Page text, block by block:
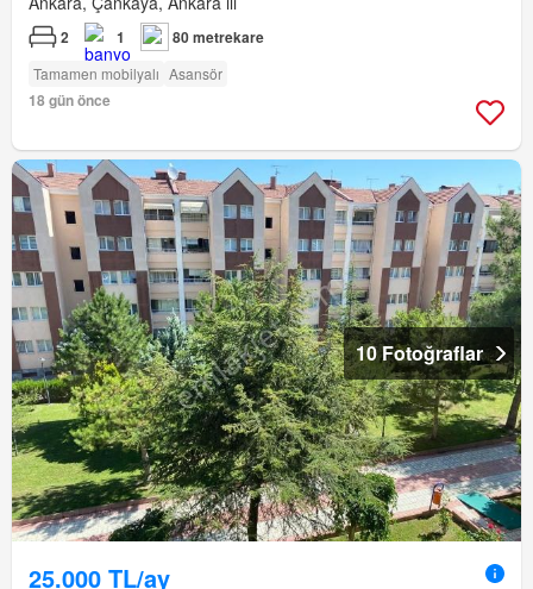
2 1 80 metrekare
Tamamen mobilyalı Asansör
18 gün önce
10 Fotoğraflar
25.000 TL/ay